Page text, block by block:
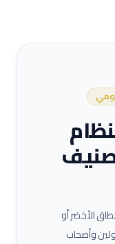
الأخضر أو
وأصحاب